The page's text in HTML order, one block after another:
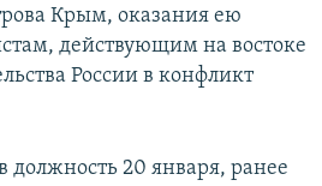
Крым, оказания ею
действующим на востоке
России в конфликт
20 января, ранее